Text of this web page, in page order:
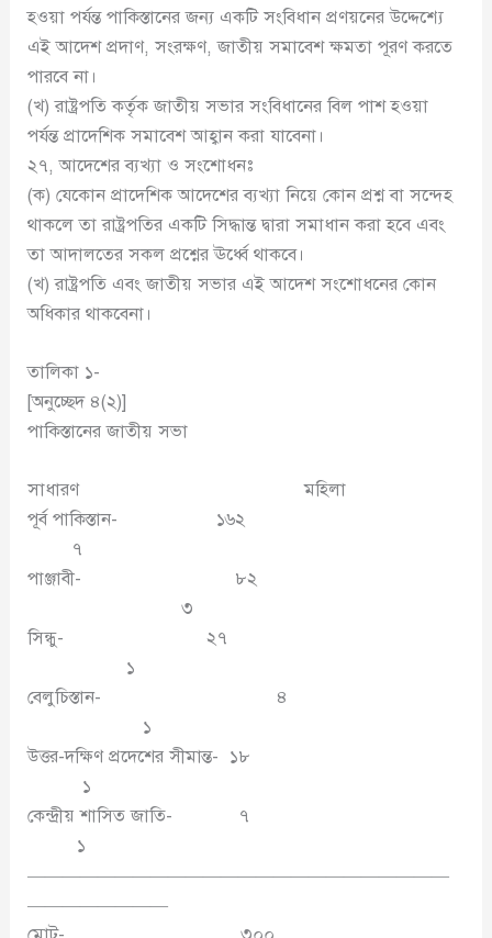
হওয়া পর্যন্ত পাকিস্তানের জন্য একটি সংবিধান প্রণয়নের উদ্দেশ্যে
এই আদেশ প্রদাণ, সংরক্ষণ, জাতীয় সমাবেশ ক্ষমতা পূরণ করতে
পারবে না।
(খ) রাষ্ট্রপতি কর্তৃক জাতীয় সভার সংবিধানের বিল পাশ হওয়া
পর্যন্ত প্রাদেশিক সমাবেশ আহ্বান করা যাবেনা।
২৭, আদেশের ব্যখ্যা ও সংশোধনঃ
(ক) যেকোন প্রাদেশিক আদেশের ব্যখ্যা নিয়ে কোন প্রশ্ন বা সন্দেহ
থাকলে তা রাষ্ট্রপতির একটি সিদ্ধান্ত দ্বারা সমাধান করা হবে এবং
তা আদালতের সকল প্রশ্নের ঊর্ধ্বে থাকবে।
(খ) রাষ্ট্রপতি এবং জাতীয় সভার এই আদেশ সংশোধনের কোন
অধিকার থাকবেনা।
তালিকা ১-
[অনুচ্ছেদ ৪(২)]
পাকিস্তানের জাতীয় সভা
সাধারণ মহিলা
পূর্ব পাকিস্তান- ১৬২
৭
পাঞ্জাবী- ৮২
৩
সিন্ধু- ২৭
১
বেলুচিস্তান- ৪
১
উত্তর-দক্ষিণ প্রদেশের সীমান্ত- ১৮
১
কেন্দ্রীয় শাসিত জাতি- ৭
১
————————————————————————
————————